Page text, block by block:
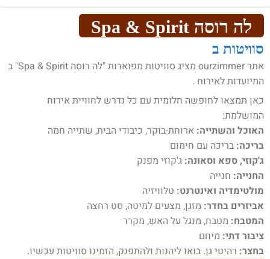
לה רוסה Spa & Spirit
סוויטות ב
אתר ourzimmer מציג סוויטות מפוארות "לה רוסה Spa & Spirit" ב
המיועדות לאירוח .
כאן תמצאו לחופשה חלומית עם כל נדרש לחוויית אירוח
המושלמת:
האוכל והשתייה: ארוחת-בוקר, כיבודי הבית, שתייה חמה
בריכה: בריכה עם חימום
ג'קוזי, ספא וסאונה: ג'קוזי מפנק
החנייה: חנייה
מולטימדיה ואינטרנט: טלוויזיה
אביזרים בחדר: מזגן, מצעים למיטה, סט רחצה
המטבח: מטבח, מנגל על האש, מקרר
ציבור דתי: מיחם
בחצר: רהיטי גן. בואו ליהנות ולהתפנק, הזמינו סוויטות עכשיו.